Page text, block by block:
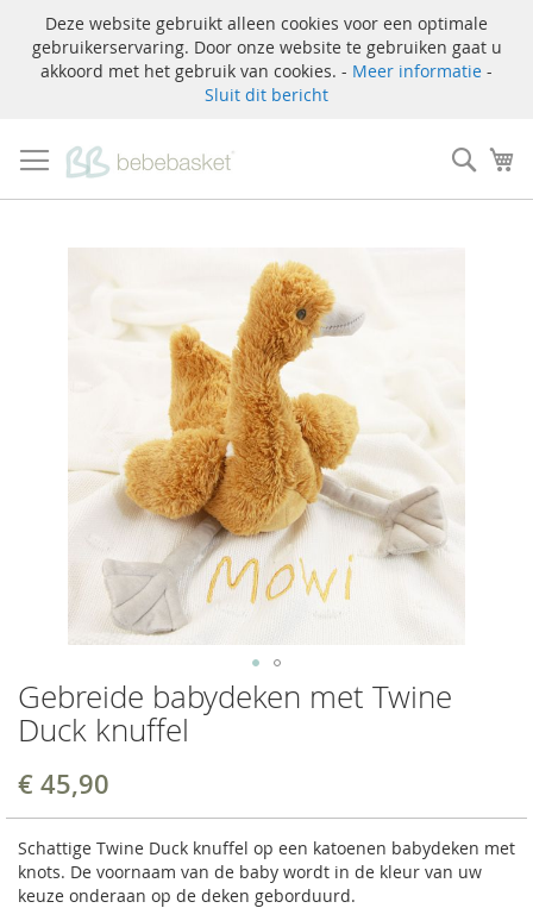
Deze website gebruikt alleen cookies voor een optimale
gebruikerservaring. Door onze website te gebruiken gaat u
akkoord met het gebruik van cookies. - Meer informatie -
Sluit dit bericht
naar
de
inhoud
Zoek
Gebreide babydeken met Twine
Duck knuffel
€ 45,90
Schattige Twine Duck knuffel op een katoenen babydeken met
knots. De voornaam van de baby wordt in de kleur van uw
keuze onderaan op de deken geborduurd.